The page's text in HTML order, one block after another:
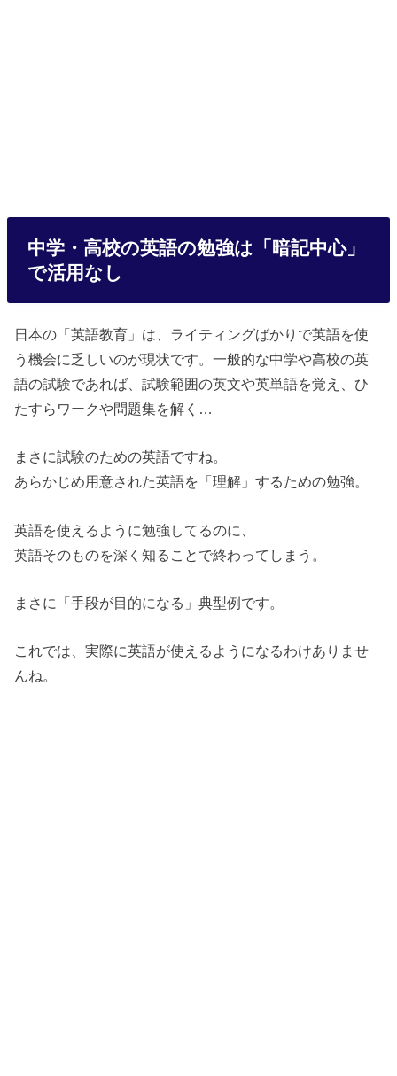
中学・高校の英語の勉強は「暗記中心」
で活用なし
日本の「英語教育」は、ライティングばかりで英語を使
う機会に乏しいのが現状です。一般的な中学や高校の英
語の試験であれば、試験範囲の英文や英単語を覚え、ひ
たすらワークや問題集を解く…
まさに試験のための英語ですね。
あらかじめ用意された英語を「理解」するための勉強。
英語を使えるように勉強してるのに、
英語そのものを深く知ることで終わってしまう。
まさに「手段が目的になる」典型例です。
これでは、実際に英語が使えるようになるわけありませ
んね。